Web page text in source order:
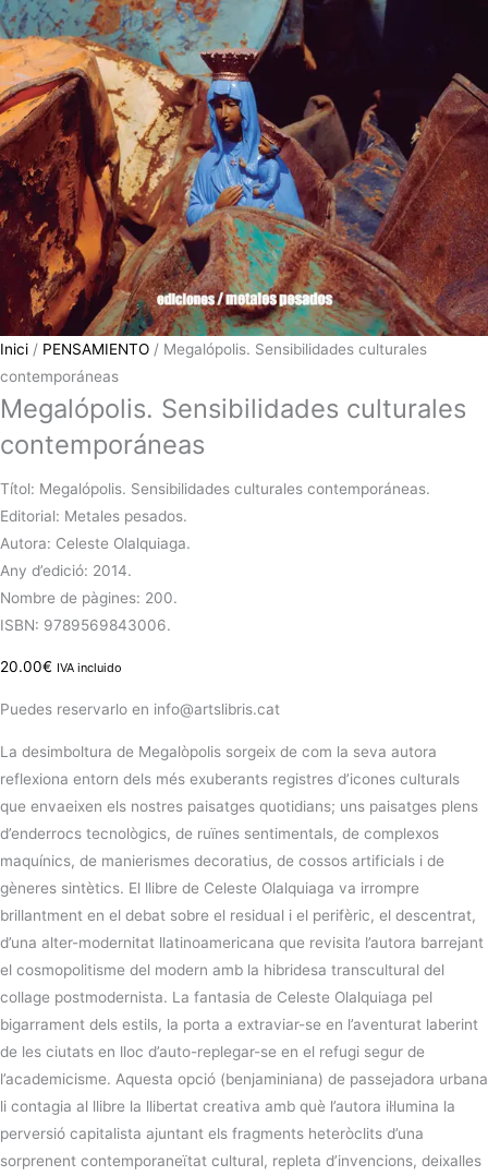
Inici / PENSAMIENTO / Megalópolis. Sensibilidades culturales
contemporáneas
Megalópolis. Sensibilidades culturales
contemporáneas
Títol: Megalópolis. Sensibilidades culturales contemporáneas.
Editorial: Metales pesados.
Autora: Celeste Olalquiaga.
Any d’edició: 2014.
Nombre de pàgines: 200.
ISBN: 9789569843006.
20.00€ IVA incluido
Puedes reservarlo en info@artslibris.cat
La desimboltura de Megalòpolis sorgeix de com la seva autora
reflexiona entorn dels més exuberants registres d’icones culturals
que envaeixen els nostres paisatges quotidians; uns paisatges plens
d’enderrocs tecnològics, de ruïnes sentimentals, de complexos
maquínics, de manierismes decoratius, de cossos artificials i de
gèneres sintètics. El llibre de Celeste Olalquiaga va irrompre
brillantment en el debat sobre el residual i el perifèric, el descentrat,
d’una alter-modernitat llatinoamericana que revisita l’autora barrejant
el cosmopolitisme del modern amb la hibridesa transcultural del
collage postmodernista. La fantasia de Celeste Olalquiaga pel
bigarrament dels estils, la porta a extraviar-se en l’aventurat laberint
de les ciutats en lloc d’auto-replegar-se en el refugi segur de
l’academicisme. Aquesta opció (benjaminiana) de passejadora urbana
li contagia al llibre la llibertat creativa amb què l’autora il·lumina la
perversió capitalista ajuntant els fragments heteròclits d’una
sorprenent contemporaneïtat cultural, repleta d’invencions, deixalles